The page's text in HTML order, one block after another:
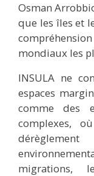
Osman
que les îles et
mondiaux les
INSULA ne
espaces
comme des
complexes,
migrations,